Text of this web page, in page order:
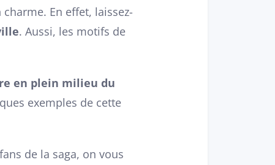
En effet, laissez-
. Aussi, les motifs de
en plein milieu du
exemples de cette
de la saga, on vous